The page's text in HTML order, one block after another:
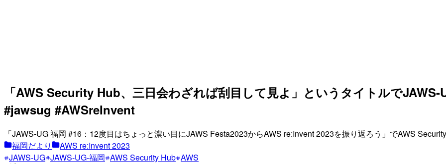
「AWS Security Hub、三日会わざれば刮目して見よ」というタイトルで
#jawsug #AWSreInvent
「JAWS-UG 福岡 #16：12度目はちょっと濃い目にJAWS Festa2023からAWS re:Invent 2023を振り返ろう」でAWS
福岡だより
AWS re:Invent 2023
JAWS-UG JAWS-UG-福岡 AWS Security Hub AWS